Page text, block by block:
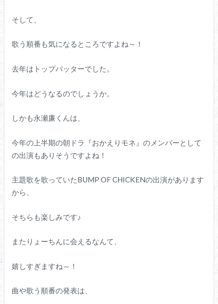
そして、
歌う順番も気になるところですよね～！
去年はトップバッターでした。
今年はどうなるのでしょうか。
しかも永瀬廉くんは、
今年の上半期の朝ドラ『おかえりモネ』のメンバーとして
の出演もありそうですよね！
主題歌を歌っていたBUMP OF CHICKENの出演があります
から、
そちらも楽しみです♪
またりょーちんに会えるなんて、
嬉しすぎますね～！
曲や歌う順番の発表は、